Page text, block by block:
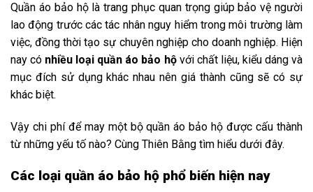
Quần áo bảo hộ là trang phục quan trọng giúp bảo vệ người
lao động trước các tác nhân nguy hiểm trong môi trường làm
việc, đồng thời tạo sự chuyên nghiệp cho doanh nghiệp. Hiện
nay có nhiều loại quần áo bảo hộvới chất liệu, kiểu dáng và
mục đích sử dụng khác nhau nên giá thành cũng sẽ có sự
khác biệt.
Vậy chi phí để may một bộ quần áo bảo hộ được cấu thành
từ những yếu tố nào? Cùng Thiên Bằng tìm hiểu dưới đây.
Các loại quần áo bảo hộ phổ biến hiện nay